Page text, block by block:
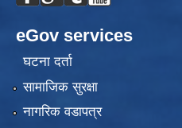
eGov services
घटना दर्ता
सामाजिक सुरक्षा
नागरिक वडापत्र